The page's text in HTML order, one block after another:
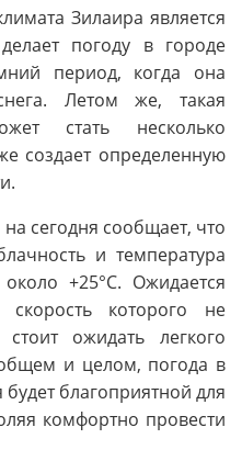
Зилаира является
погоду в городе
период, когда она
Летом же, такая
стать несколько
создает определенную
сегодня сообщает, что
и температура
около +25°C. Ожидается
которого не
ожидать легкого
и целом, погода в
благоприятной для
комфортно провести